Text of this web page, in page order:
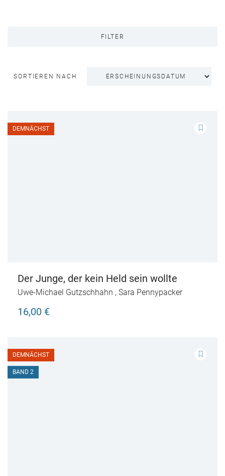
FILTER
SORTIEREN NACH
DEMNÄCHST
Der Junge, der kein Held sein wollte
Uwe-Michael Gutzschhahn , Sara Pennypacker
16,00 €
DEMNÄCHST
BAND 2